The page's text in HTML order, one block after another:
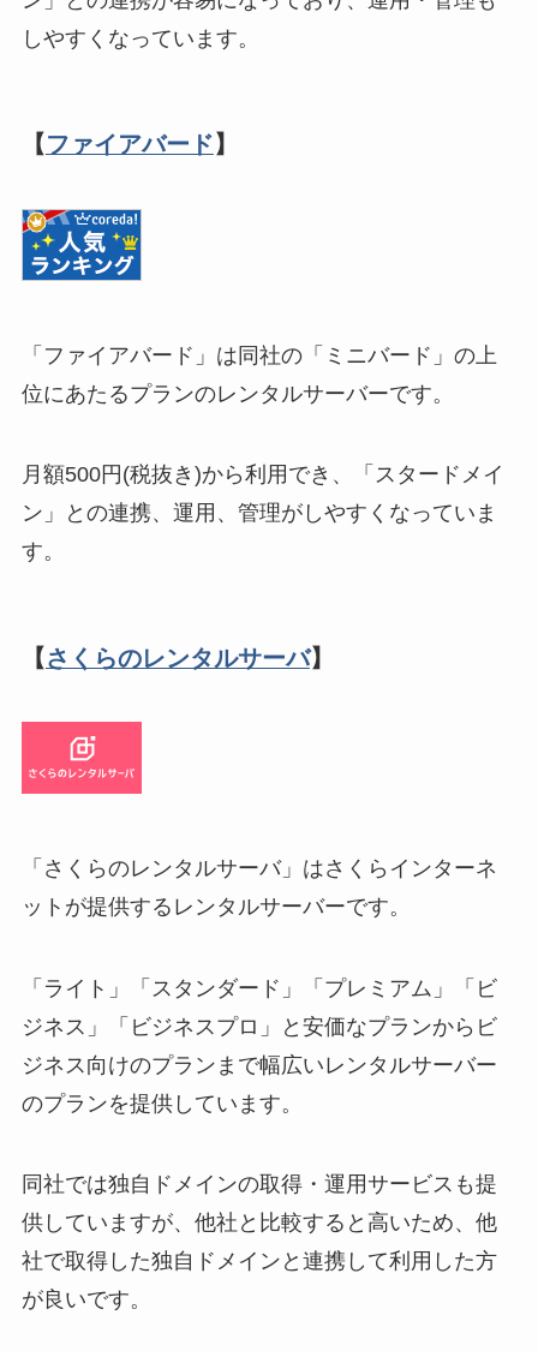
しやすくなっています。
【 ファイアバード】
「ファイアバード」は同社の「ミニバード」の上
位にあたるプランのレンタルサーバーです。
月額500円(税抜き)から利用でき、「スタードメイ
ン」との連携、運用、管理がしやすくなっていま
す。
【さくらのレンタルサーバ】
「さくらのレンタルサーバ」はさくらインターネ
ットが提供するレンタルサーバーです。
「ライト」「スタンダード」「プレミアム」「ビ
ジネス」「ビジネスプロ」と安価なプランからビ
ジネス向けのプランまで幅広いレンタルサーバー
のプランを提供しています。
同社では独自ドメインの取得・運用サービスも提
供していますが、他社と比較すると高いため、他
社で取得した独自ドメインと連携して利用した方
が良いです。